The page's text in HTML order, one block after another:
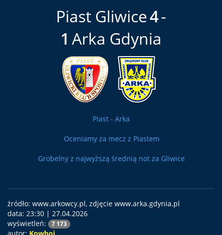
Piast Gliwice4
1 Arka Gdynia
Piast - Arka
Oceniamy za mecz z Piastem
Grobelny z najwyższą średnią not za Gliwice
źródło: www.arkowcy.pl, zdjęcie www.arka.gdynia.pl
data: 23:30 | 27.04.2026
wyświetleń:
7 173